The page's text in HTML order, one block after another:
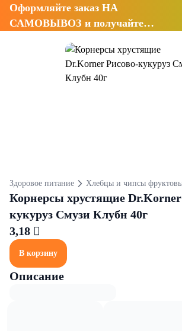
Оформляйте заказ НА
САМОВЫВОЗ и получайте
Здоровое питание Хлебцы и чипсы
Корнерсы хрустящие
кукуруз Смузи Клубн 40г
3,18 
В корзину
Описание